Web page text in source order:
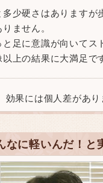
少硬さはありますが
ません。
足に意識が向いてス
上の結果に大満足で
果には個人差があり
なに軽いんだ！と